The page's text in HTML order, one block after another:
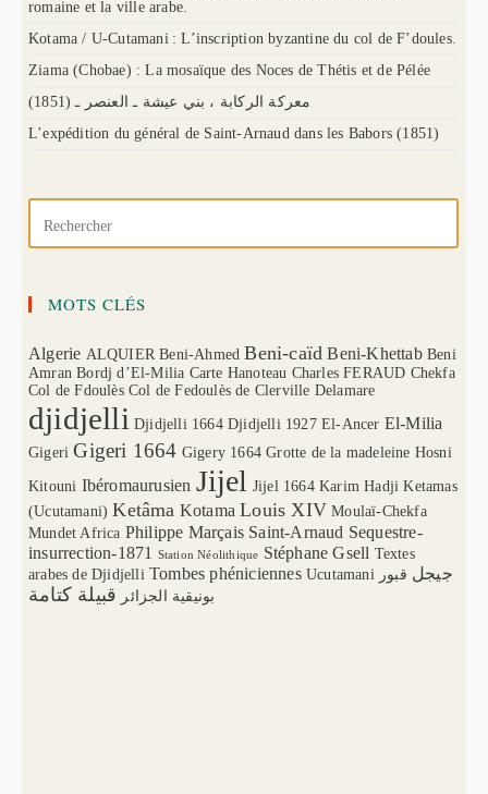
romaine et la ville arabe.
Kotama / U-Cutamani : L’inscription byzantine du col de F’doules.
Ziama (Chobae) : La mosaïque des Noces de Thétis et de Pélée
(1851) معركة الركابة ، بني عيشة ـ العنصر ـ
L’expédition du général de Saint-Arnaud dans les Babors (1851)
MOTS CLÉS
Algerie ALQUIER Beni-Ahmed Beni-caïd Beni-Khettab Beni
Amran Bordj d’El-Milia Carte Hanoteau Charles FERAUD Chekfa
Col de Fdoulès Col de Fedoulès de Clerville Delamare
djidjelli Djidjelli 1664 Djidjelli 1927 El-Ancer El-Milia
Gigeri Gigeri 1664 Gigery 1664 Grotte de la madeleine Hosni
Kitouni Ibéromaurusien Jijel Jijel 1664 Karim Hadji Ketamas
(Ucutamani) Ketâma Kotama Louis XIV Moulaï-Chekfa
Mundet Africa Philippe Marçais Saint-Arnaud Sequestre-
insurrection-1871
Station Néolithique Stéphane Gsell Textes
arabes de Djidjelli Tombes phéniciennes Ucutamani جيجل قبور
بونيقية الجزائر قبيلة كتامة